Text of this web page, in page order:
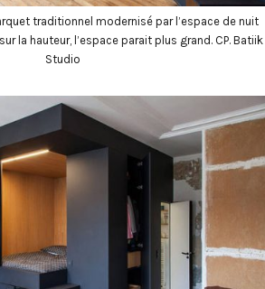
traditionnel modernisé par l’espace de nuit
la hauteur, l’espace parait plus grand. CP. Batiik
Studio